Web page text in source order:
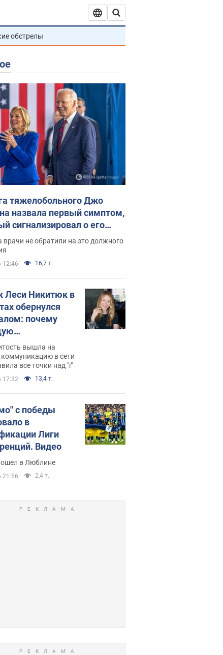
обстрелы
тяжелобольного Джо
назвала первый симптом,
сигнализировал о его
раке
врачи не обратили на это должного
12:46 16,7 т.
Леси Никитюк в
обернулся
почему
вышла на
в сети
все точки над "i"
17:32 13,4 т.
с победы
в
Лиги
Видео
в Люблине
21:56 2,4 т.